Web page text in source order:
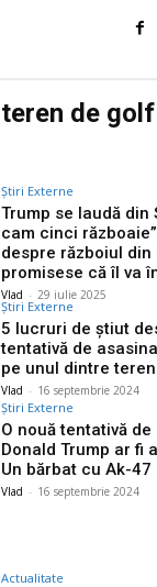
teren de golf
Știri Externe
Trump se laudă din
cam cinci
despre războiul
promisese că îl va
Vlad - 29 iulie 2025
Știri Externe
5 lucruri de știut
tentativă de
pe unul dintre
Vlad - 16 septembrie 2024
Știri Externe
O nouă tentativă
Donald Trump ar fi
Un bărbat cu Ak-
Vlad - 16 septembrie 2024
Actualitate